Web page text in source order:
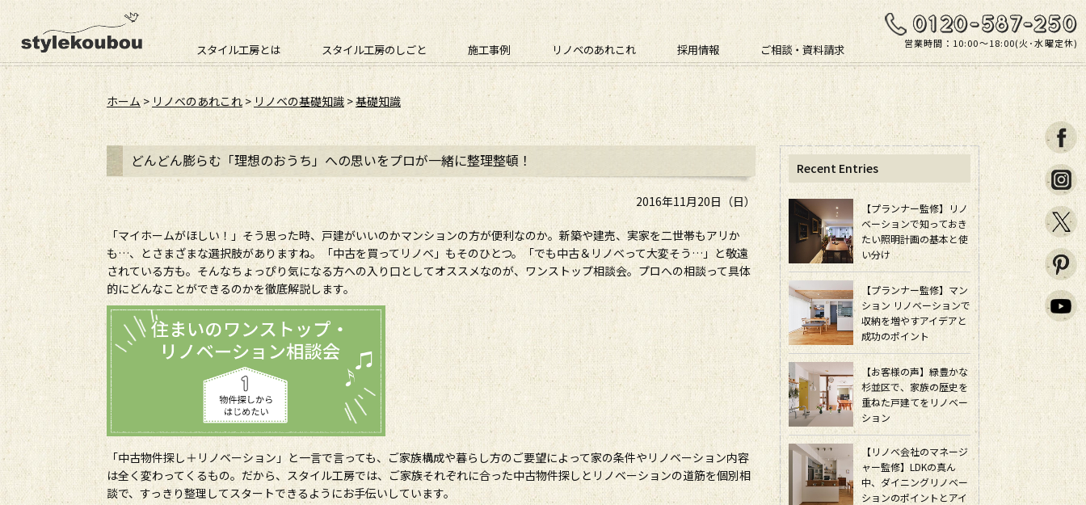
スタイル工房とは スタイル工房のしごと 施工事例 リノベのあれこれ 採用情報 ご相談・資料請求 営業時間：10:00〜18:00(火･水曜定休)
ホーム> リノベのあれこれ > リノベの基礎知識 >基礎知識
どんどん膨らむ「理想のおうち」への思いをプロが一緒に整理整頓！
2016年11月20日（日）
「マイホームがほしい！」そう思った時、戸建がいいのかマンションの方が便利なのか。新築や建売、実家を二世帯もアリか
も…、とさまざまな選択肢がありますね。「中古を買ってリノベ」もそのひとつ。「でも中古＆リノベって大変そう…」と敬遠
されている方も。そんなちょっぴり気になる方への入り口としてオススメなのが、ワンストップ相談会。プロへの相談って具体
的にどんなことができるのかを徹底解説します。
「中古物件探し＋リノベーション」と一言で言っても、ご家族構成や暮らし方のご要望によって家の条件やリノベーション内容
は全く変わってくるもの。だから、スタイル工房では、ご家族それぞれに合った中古物件探しとリノベーションの道筋を個別相
談で、すっきり整理してスタートできるようにお手伝いしています。
Recent Entries
【プランナー監修】リノ
ベーションで知っておき
たい照明計画の基本と使
い分け
【プランナー監修】マン
ション リノベーションで
収納を増やすアイデアと
成功のポイント
【お客様の声】緑豊かな
杉並区で、家族の歴史を
重ねた戸建てをリノベー
ション
【リノベ会社のマネージ
ャー監修】LDKの真ん
中、ダイニングリノベー
ションのポイントとアイ